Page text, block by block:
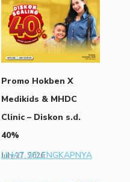
Promo Hokben X
Medikids & MHDC
Clinic – Diskon s.d.
40%
July 27, 2026
LIHAT SELENGKAPNYA